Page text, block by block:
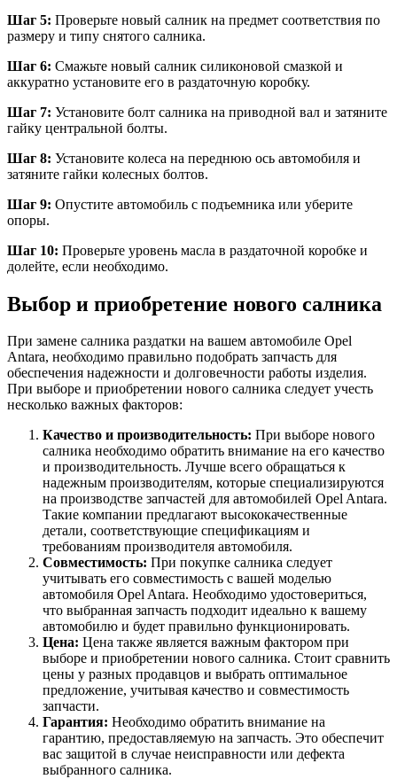
Шаг 5: Проверьте новый салник на предмет соответствия по
размеру и типу снятого салника.
Шаг 6: Смажьте новый салник силиконовой смазкой и
аккуратно установите его в раздаточную коробку.
Шаг 7: Установите болт салника на приводной вал и затяните
гайку центральной болты.
Шаг 8: Установите колеса на переднюю ось автомобиля и
затяните гайки колесных болтов.
Шаг 9: Опустите автомобиль с подъемника или уберите
опоры.
Шаг 10: Проверьте уровень масла в раздаточной коробке и
долейте, если необходимо.
Выбор и приобретение нового салника
При замене салника раздатки на вашем автомобиле Opel
Antara, необходимо правильно подобрать запчасть для
обеспечения надежности и долговечности работы изделия.
При выборе и приобретении нового салника следует учесть
несколько важных факторов:
Качество и производительность: При выборе нового
салника необходимо обратить внимание на его качество
и производительность. Лучше всего обращаться к
надежным производителям, которые специализируются
на производстве запчастей для автомобилей Opel Antara.
Такие компании предлагают высококачественные
детали, соответствующие спецификациям и
требованиям производителя автомобиля.
Совместимость: При покупке салника следует
учитывать его совместимость с вашей моделью
автомобиля Opel Antara. Необходимо удостовериться,
что выбранная запчасть подходит идеально к вашему
автомобилю и будет правильно функционировать.
Цена: Цена также является важным фактором при
выборе и приобретении нового салника. Стоит сравнить
цены у разных продавцов и выбрать оптимальное
предложение, учитывая качество и совместимость
запчасти.
Гарантия: Необходимо обратить внимание на
гарантию, предоставляемую на запчасть. Это обеспечит
вас защитой в случае неисправности или дефекта
выбранного салника.